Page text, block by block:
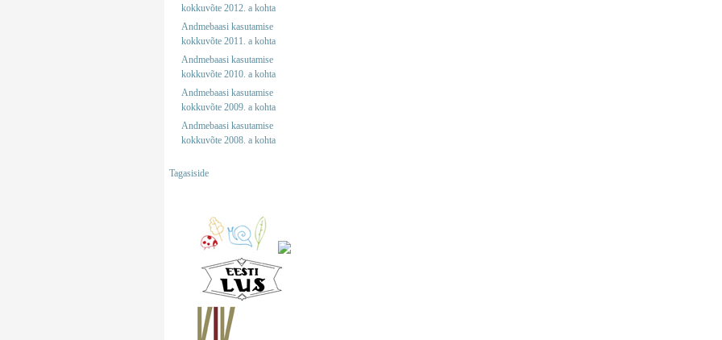
kokkuvõte 2012. a kohta
Andmebaasi kasutamise
kokkuvõte 2011. a kohta
Andmebaasi kasutamise
kokkuvõte 2010. a kohta
Andmebaasi kasutamise
kokkuvõte 2009. a kohta
Andmebaasi kasutamise
kokkuvõte 2008. a kohta
Tagasiside